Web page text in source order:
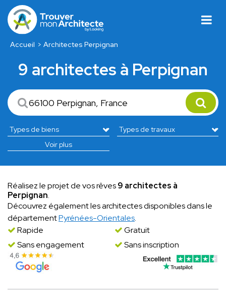
Accueil Architectes Perpignan
9 architectes à Perpignan
Voir plus
Réalisez le projet de vos rêves9 architectes à
Perpignan.
Découvrez également les architectes disponibles dans le
départementPyrénées-Orientales.
Rapide
Gratuit
Sans engagement
Sans inscription